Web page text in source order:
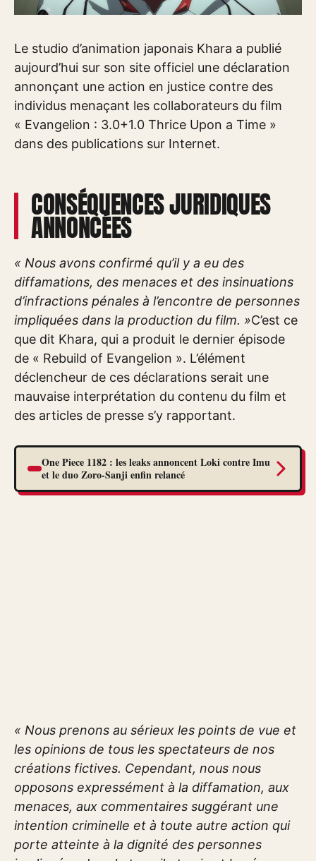
Le studio d’animation japonais Khara a publié
aujourd’hui sur son site officiel une déclaration
annonçant une action en justice contre des
individus menaçant les collaborateurs du film
« Evangelion : 3.0+1.0 Thrice Upon a Time »
dans des publications sur Internet.
CONSÉQUENCES JURIDIQUES
ANNONCÉES
« Nous avons confirmé qu’il y a eu des
diffamations, des menaces et des insinuations
d’infractions pénales à l’encontre de personnes
impliquées dans la production du film. »C’est ce
que dit Khara, qui a produit le dernier épisode
de « Rebuild of Evangelion ». L’élément
déclencheur de ces déclarations serait une
mauvaise interprétation du contenu du film et
des articles de presse s’y rapportant.
One Piece 1182 : les leaks annoncent Loki contre Imu
et le duo Zoro-Sanji enfin relancé
« Nous prenons au sérieux les points de vue et
les opinions de tous les spectateurs de nos
créations fictives. Cependant, nous nous
opposons expressément à la diffamation, aux
menaces, aux commentaires suggérant une
intention criminelle et à toute autre action qui
porte atteinte à la dignité des personnes